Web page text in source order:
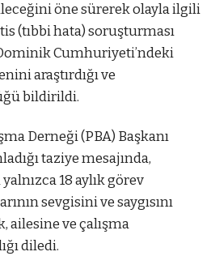
öne sürerek olayla ilgili
(tıbbi hata) soruşturması
Cumhuriyeti’ndeki
araştırdığı ve
bildirildi.
Derneği (PBA) Başkanı
taziye mesajında,
18 aylık görev
sevgisini ve saygısını
ailesine ve çalışma
diledi.